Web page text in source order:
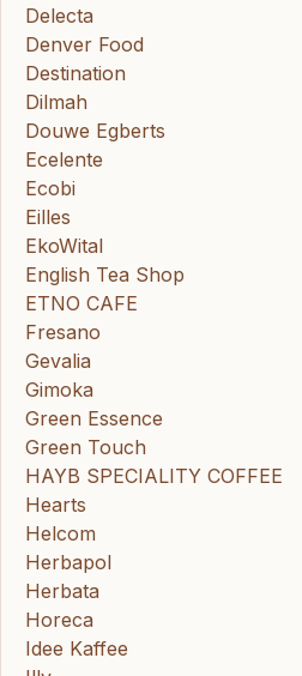
Delecta
Denver Food
Destination
Dilmah
Douwe Egberts
Ecelente
Ecobi
Eilles
EkoWital
English Tea Shop
ETNO CAFE
Fresano
Gevalia
Gimoka
Green Essence
Green Touch
HAYB SPECIALITY COFFEE
Hearts
Helcom
Herbapol
Herbata
Horeca
Idee Kaffee